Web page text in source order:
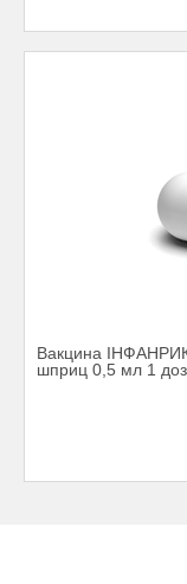
Вакцина
шприц 0,5 мл 1